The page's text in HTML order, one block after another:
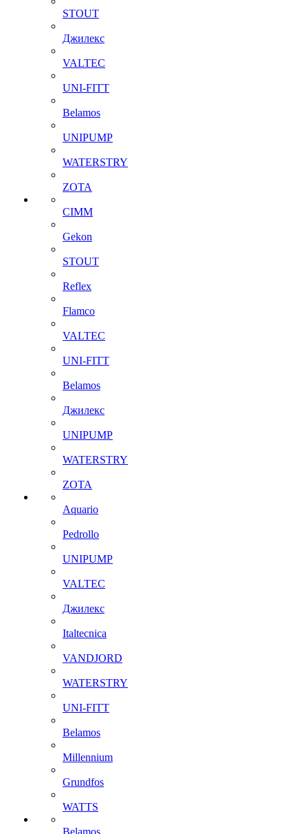
STOUT
Джилекс
VALTEC
UNI-FITT
Belamos
UNIPUMP
WATERSTRY
ZOTA
CIMM
Gekon
STOUT
Reflex
Flamco
VALTEC
UNI-FITT
Belamos
Джилекс
UNIPUMP
WATERSTRY
ZOTA
Aquario
Pedrollo
UNIPUMP
VALTEC
Джилекс
Italtecnica
VANDJORD
WATERSTRY
UNI-FITT
Belamos
Millennium
Grundfos
WATTS
Belamos